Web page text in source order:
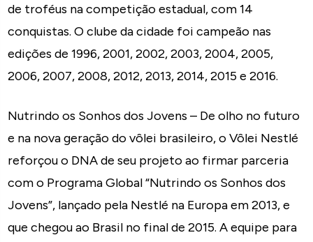
de troféus na competição estadual, com 14
conquistas. O clube da cidade foi campeão nas
edições de 1996, 2001, 2002, 2003, 2004, 2005,
2006, 2007, 2008, 2012, 2013, 2014, 2015 e 2016.
Nutrindo os Sonhos dos Jovens – De olho no futuro
e na nova geração do vôlei brasileiro, o Vôlei Nestlé
reforçou o DNA de seu projeto ao firmar parceria
com o Programa Global “Nutrindo os Sonhos dos
Jovens”, lançado pela Nestlé na Europa em 2013, e
que chegou ao Brasil no final de 2015. A equipe para